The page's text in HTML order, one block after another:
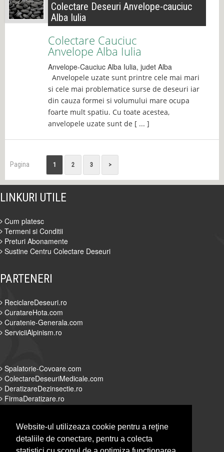
Website-ul utilizeaza cookie pentru a reţine
detaliile de conectare, pentru a colecta
Colectare Deseuri Anvelope-cauciuc
Alba Iulia
Colectare Cauciuc
Anvelope Alba Iulia
Anvelope-Cauciuc Alba Iulia, judet Alba
Anvelopele uzate sunt printre cele mai mari
si cele mai problematice surse de deseuri iar
din cauza formei si volumului mare ocupa
foarte mult spatiu. Cu toate acestea,
anvelopele uzate sunt de [ ... ]
Pagina 1 2 3 >
LINKURI UTILE
Cum platesc
Termeni si Conditii
Preturi Abonamente
Sustine Centru Colectare Deseuri
PARTENERI
ReciclareDeseuri.ro
CuratareHota.com
Curatenie-Generala.com
ServiciiAlpinism.ro
Spalatorie-Covoare.com
ColectareDeseuriMedicale.com
DeratizareDezinsectie.ro
FirmaDeratizare.ro
Alpinist-Utilitar.com